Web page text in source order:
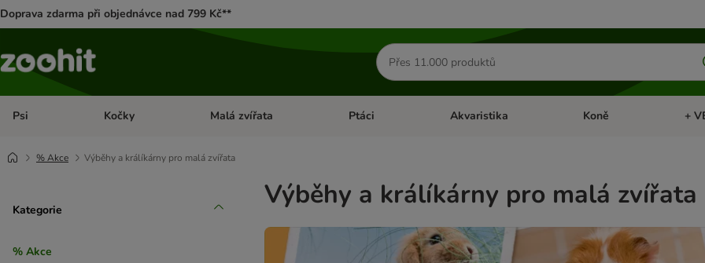
Doprava zdarma při objednávce nad 799 Kč**
Hledat
produkty
Psi Otevřít menu: Psi
Kočky Otevřít menu: Kočky
Malá zvířata Otevřít menu: Malá zvířata
Ptáci Otevřít menu: Ptáci
Akvaristika Otevřít menu: Akvaristika
Koně +
% Akce Výběhy a králíkárny pro malá zvířata
Kategorie
% Akce
Výběhy a králíkárny pro malá zvířata